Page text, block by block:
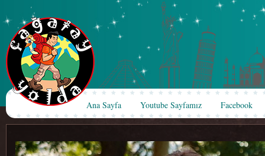
Ana Sayfa Youtube Sayfamız Facebook